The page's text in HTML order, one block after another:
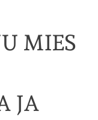
MIES
JA